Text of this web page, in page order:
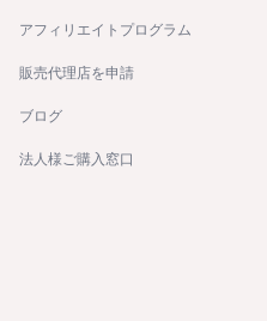
アフィリエイトプログラム
販売代理店を申請
ブログ
法人様ご購入窓口